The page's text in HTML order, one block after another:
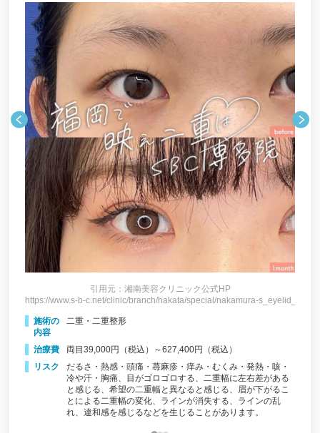
東京美容外科 福岡院
ルラ美容クリニック 福岡天神院
eクリニック
BEAUTY TUNING CLINIC（ビューティチューニン
グクリニック）
行徳形成外科
ファーストビューティクリニック福岡天神院
サクラアズクリニック 天神院
ひまりクリニック
飯尾形成外科クリニック
田原形成クリニック
ユア美容クリニック（福岡院）
荒木国際美容形成外科歯科医院・医科
ゆめビューティークリニック
THE CLINIC福岡
クリニーク福岡天神
藤野クリニック
引用元：湘南美容クリニック公式HP
https://www.s-b-c.net/clinic/branch/hakata/special/nakamura-
施術の
内容
二重・二重整形
治療費
両目39,000円（税込）～627,400円（税込）
リスク
だるさ・熱感・頭痛・蕁麻疹・痒み・むくみ・発熱・咳・
冷や汗・胸痛、目がゴロゴロする、二重幅に左右差がある
と感じる、希望の二重幅と異なると感じる、眉が下がるこ
とによる二重幅の変化、ラインが消失する、ラインの乱
れ、違和感を感じるなどを生じることがあります。